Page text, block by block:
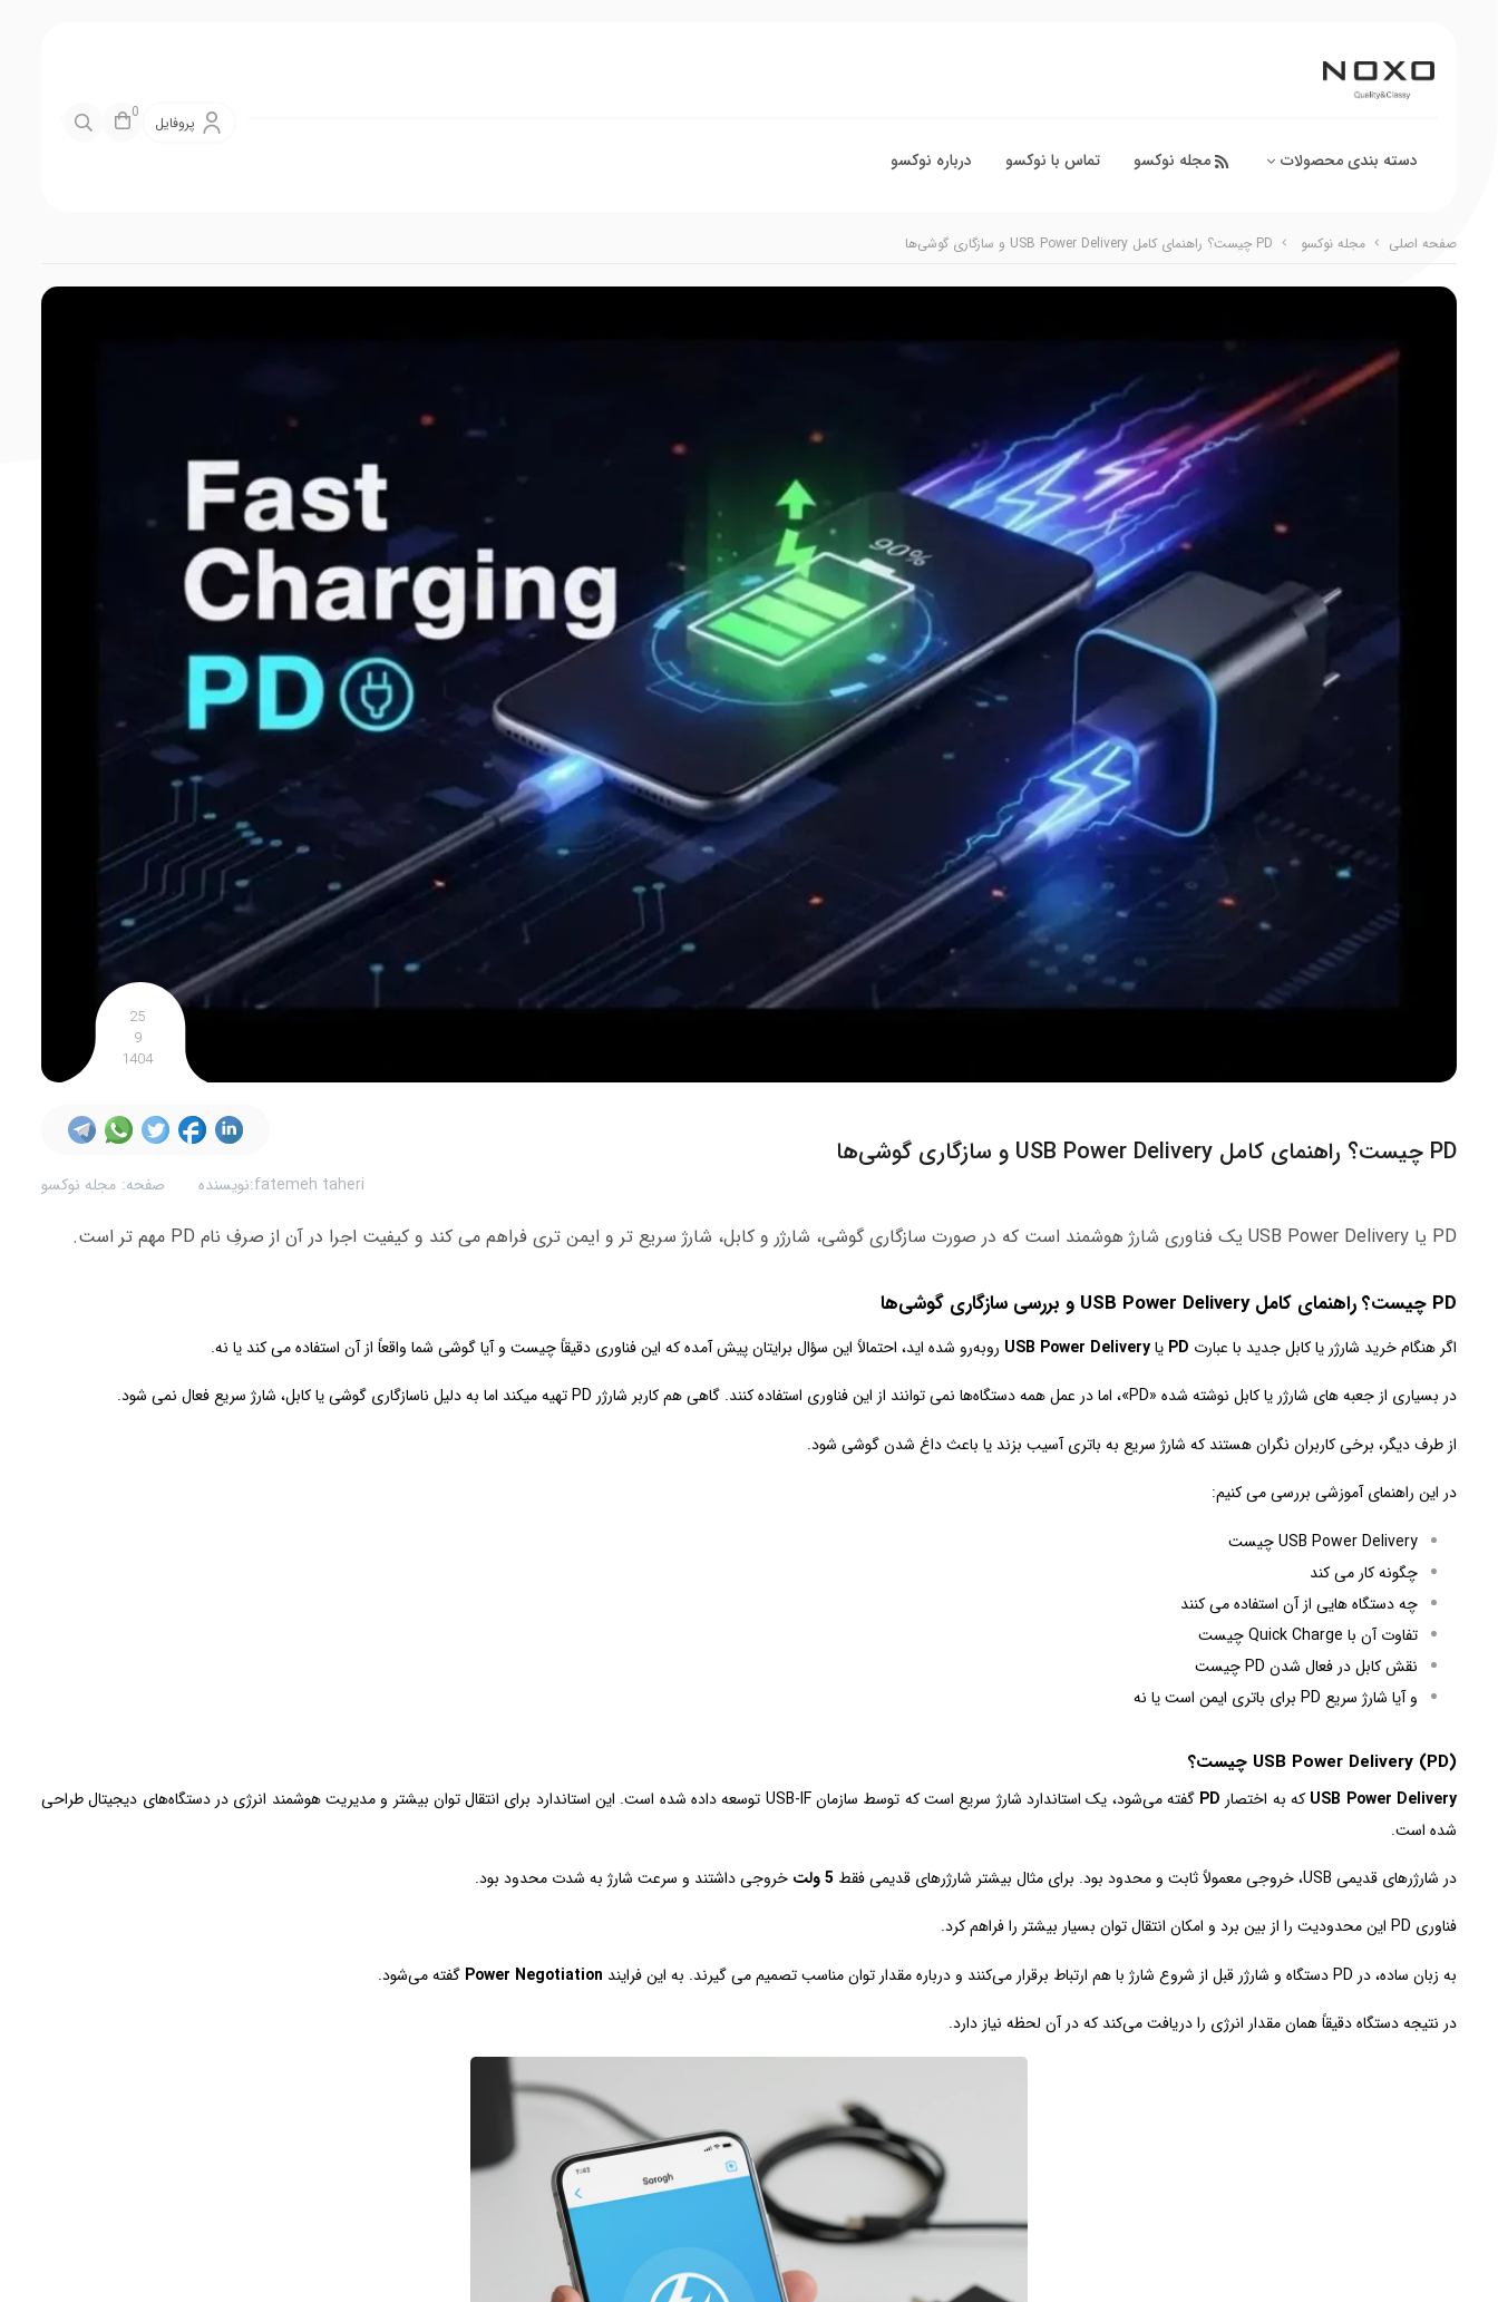
دسته بندی محصولات مجله نوکسو تماس با نوکسو درباره نوکسو
پروفایل 0
صفحه اصلی مجله نوکسو
25
9
1404
PD چیست؟ راهنمای کامل USB Power Delivery و سازگاری گوشی‌ها
صفحه: مجله نوکسو نویسنده:fatemeh taheri
PD یا USB Power Delivery یک فناوری شارژ هوشمند است که در صورت سازگاری گوشی، شارژر و کابل، شارژ سریع‌ تر و ایمن‌ تری فراهم می‌ کند و کیفیت اجرا در آن از صرفِ نام PD مهم‌ تر است.
PD چیست؟ راهنمای کامل USB Power Delivery و بررسی سازگاری گوشی‌ها
اگر هنگام خرید شارژر یا کابل جدید با عبارت PD یاUSB Power Delivery روبه‌رو شده‌ اید، احتمالاً این سؤال برایتان پیش آمده که این فناوری دقیقاً چیست و آیا گوشی شما واقعاً از آن استفاده می کند یا نه.
در بسیاری از جعبه‌ های شارژر یا کابل نوشته شده «PD»، اما در عمل همه دستگاه‌ها نمی‌ توانند از این فناوری استفاده کنند. گاهی هم کاربر شارژر PD تهیه میکند اما به دلیل ناسازگاری گوشی یا کابل، شارژ سریع فعال نمی شود.
از طرف دیگر، برخی کاربران نگران هستند که شارژ سریع به باتری آسیب بزند یا باعث داغ شدن گوشی شود.
در این راهنمای آموزشی بررسی می کنیم:
USB Power Delivery چیست
چگونه کار می کند
چه دستگاه‌ هایی از آن استفاده می کنند
تفاوت آن با Quick Charge چیست
نقش کابل در فعال شدن PD چیست
و آیا شارژ سریع PD برای باتری ایمن است یا نه
USB Power Delivery (PD) چیست؟
USB Power Delivery که به اختصار PD
گفته می‌شود، یک استاندارد شارژ سریع است که توسط سازمان USB‑IF توسعه داده شده است. این استاندارد برای انتقال توان بیشتر و مدیریت هوشمند انرژی در دستگاه‌های دیجیتال طراحی
شده است.
در شارژرهای قدیمی USB، خروجی معمولاً ثابت و محدود بود. برای مثال بیشتر شارژرهای قدیمی فقط
5 ولت
خروجی داشتند و سرعت شارژ به شدت محدود بود.
فناوری PD این محدودیت را از بین برد و امکان انتقال توان بسیار بیشتر را فراهم کرد.
به زبان ساده، در PD دستگاه و شارژر قبل از شروع شارژ با هم ارتباط برقرار می‌کنند و درباره مقدار توان مناسب تصمیم می‌ گیرند. به این فرایند
Power Negotiation گفته می‌شود.
در نتیجه دستگاه دقیقاً همان مقدار انرژی را دریافت می‌کند که در آن لحظه نیاز دارد.